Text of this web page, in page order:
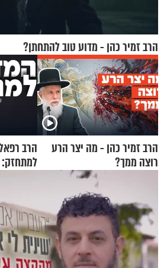
הרב זמיר כהן - מדוע טוב להתחתן?
הרב זמיר כהן - מה יצר הרע
רוצה ממך?
הרב
למתחזק: